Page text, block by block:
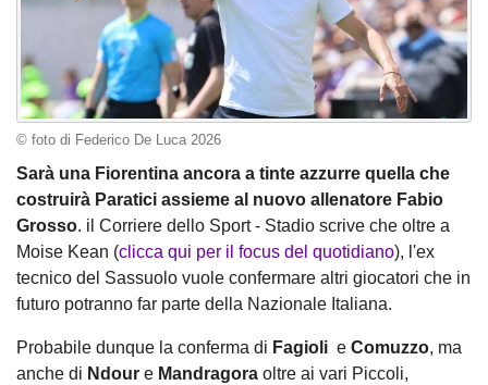
© foto di Federico De Luca 2026
Sarà una Fiorentina ancora a tinte azzurre quella che
costruirà Paratici assieme al nuovo allenatore Fabio
Grosso. il Corriere dello Sport - Stadio scrive che oltre a
Moise Kean (clicca qui per il focus del quotidiano), l'ex
tecnico del Sassuolo vuole confermare altri giocatori che in
futuro potranno far parte della Nazionale Italiana.
Probabile dunque la conferma di Fagioli e Comuzzo, ma
anche di Ndour e Mandragora oltre ai vari Piccoli,